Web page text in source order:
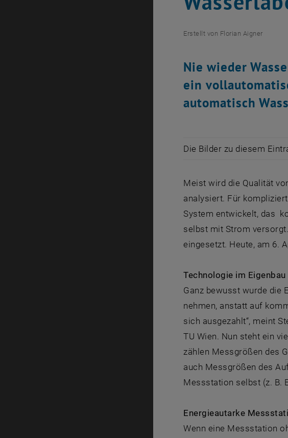
Erstellt von Florian Aigner
Nie wieder
ein
automatisch
Die Bilder zu diesem
Meist wird die Qualität
analysiert. Für
System entwickelt, das
selbst mit Strom
eingesetzt. Heute, am 6.
Technologie im Eigenbau
Ganz bewusst wurde die
nehmen, anstatt auf
sich ausgezahlt“, meint
TU Wien. Nun steht ein
zählen Messgrößen des
auch Messgrößen des
Messstation selbst (z. B.
Energieautarke
Wenn eine Messstation